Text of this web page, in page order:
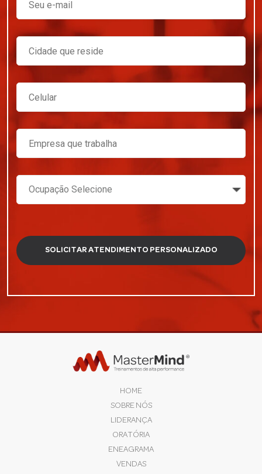
HOME
SOBRE NÓS
LIDERANÇA
ORATÓRIA
ENEAGRAMA
VENDAS